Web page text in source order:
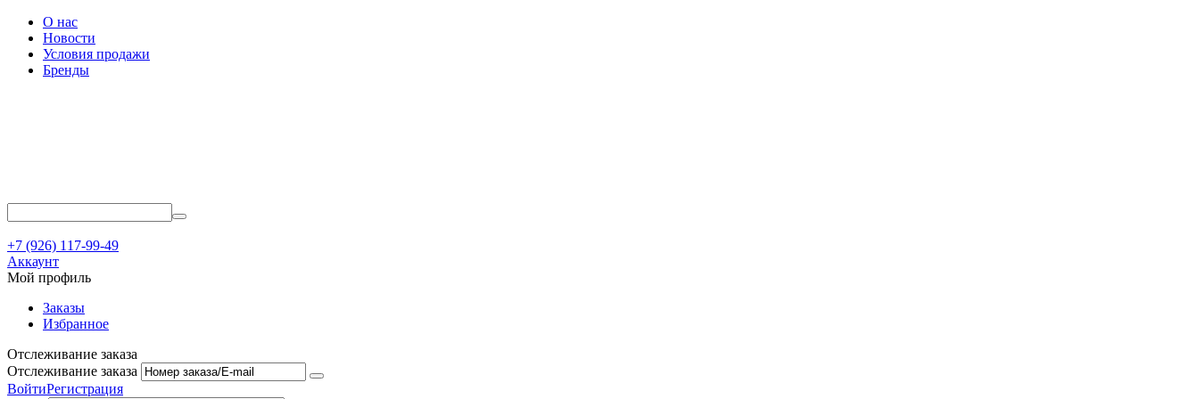
О нас
Новости
Условия продажи
Бренды
+7 (926) 117-99-49
Аккаунт
Мой профиль
Заказы
Избранное
Отслеживание заказа
Отслеживание заказа
ВойтиРегистрация